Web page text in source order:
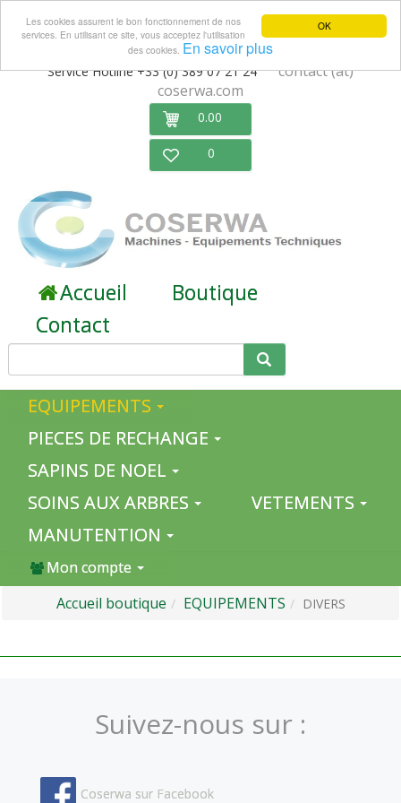
OK
Les cookies assurent le bon fonctionnement de nos
services. En utilisant ce site, vous acceptez l'utilisation
des cookies. En savoir plus
Service Hotline +33 (0) 389 07 21 24contact (at)
coserwa.com
0.00
0
Accueil
Boutique
Contact
EQUIPEMENTS
PIECES DE RECHANGE
SAPINS DE NOEL
SOINS AUX ARBRES
VETEMENTS
MANUTENTION
Mon compte
Accueil boutique
EQUIPEMENTS DIVERS
Suivez-nous sur :
Coserwa sur Facebook